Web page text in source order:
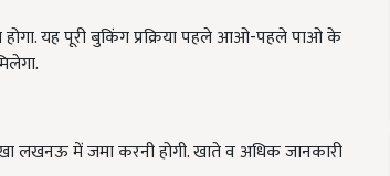
यह पूरी बुकिंग प्रक्रिया पहले आओ-पहले पाओ के
लखनऊ में जमा करनी होगी. खाते व अधिक जानकारी